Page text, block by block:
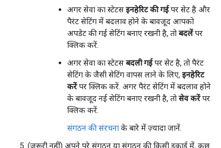
अगर सेवा का स्टेटस इनहेरिट की गईपर सेट है और
पैरंट सेटिंग में बदलाव होने के बावजूद आपको
अपडेट की गई सेटिंग बनाए रखनी है, तो बदलेंपर
क्लिक करें.
अगर सेवा का स्टेटस बदली गईपर सेट है, तो पैरंट
सेटिंग के जैसी सेटिंग वापस लाने के लिए, इनहेरिट
करेंपर क्लिक करें. अगर पैरंट सेटिंग में बदलाव होने
के बावजूद नई सेटिंग बनाए रखनी है, तो सेव करेंपर
क्लिक करें.
संगठन की संरचना के बारे में ज़्यादा जानें.
(ज़रूरी नहीं) अपने पूरे संगठन या संगठन की किसी इकाई में, कुछ